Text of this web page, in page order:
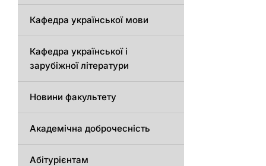
Кафедра української мови
Кафедра української і
зарубіжної літератури
Новини факультету
Академічна доброчесність
Абітурієнтам